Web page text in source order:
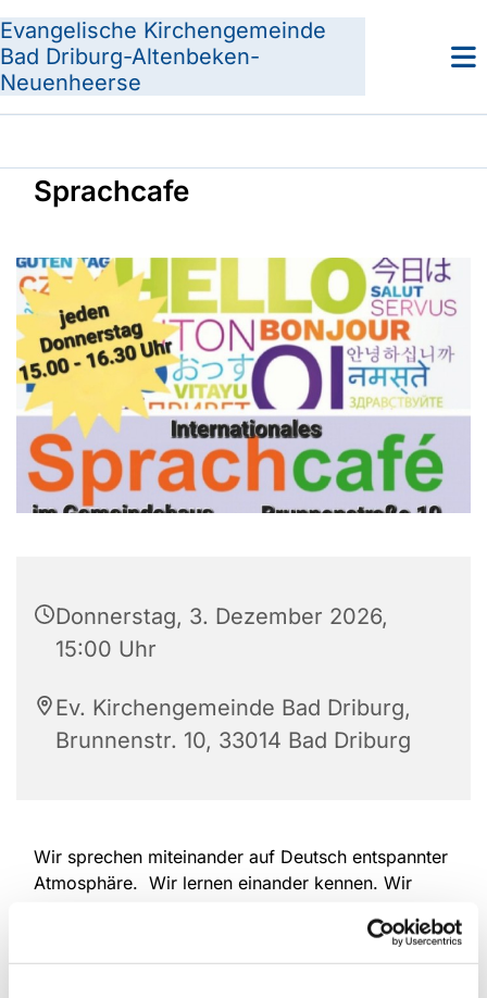
Evangelische Kirchengemeinde
Bad Driburg-Altenbeken-
Neuenheerse
Sprachcafe
Donnerstag, 3. Dezember 2026,
15:00 Uhr
Ev. Kirchengemeinde Bad Driburg,
Brunnenstr. 10, 33014 Bad Driburg
Wir sprechen miteinander auf Deutsch entspannter
Atmosphäre. Wir lernen einander kennen. Wir
Muttersprachler/Innen sind herzlich willkommen.